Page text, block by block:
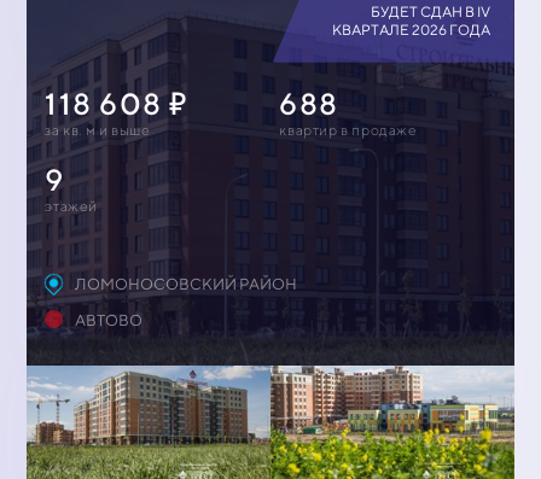
БУДЕТ СДАН В IV
КВАРТАЛЕ 2026 ГОДА
118 608
за кв. м и выше
688
квартир в продаже
9
этажей
ЛОМОНОСОВСКИЙ РАЙОН
АВТОВО